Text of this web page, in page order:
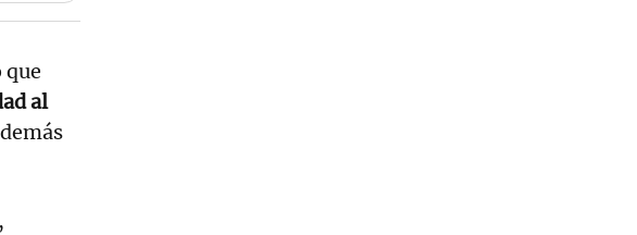
que
al